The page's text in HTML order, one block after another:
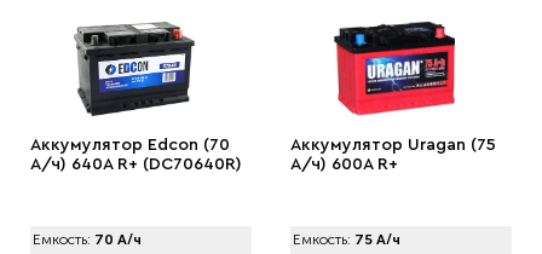
Аккумулятор Edcon (70
А/ч) 640A R+ (DC70640R)
Емкость: 70 А/ч
Аккумулятор Uragan (75
А/ч) 600A R+
Емкость: 75 А/ч